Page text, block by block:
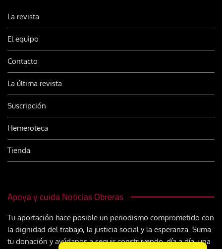
La revista
El equipo
Contacto
La última revista
Suscripción
Hemeroteca
Tienda
Apoya y cuida Noticias Obreras
Tu aportación hace posible un periodismo comprometido con
la dignidad del trabajo, la justicia social y la esperanza. Suma
tu donación y ayúdanos a seguir construyendo, día a día, una